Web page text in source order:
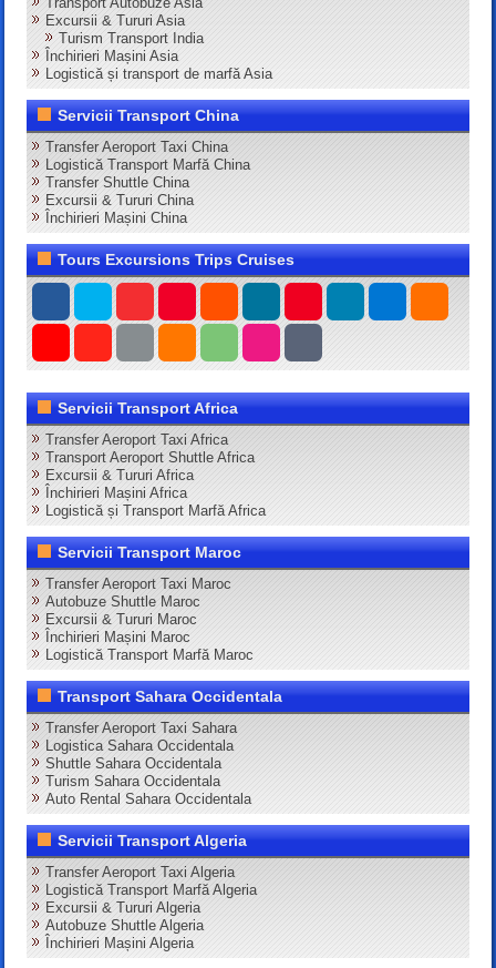
Excursii & Tururi Asia
Turism Transport India
Închirieri Mașini Asia
Logistică și transport de marfă Asia
Servicii Transport China
Transfer Aeroport Taxi China
Logistică Transport Marfă China
Transfer Shuttle China
Excursii & Tururi China
Închirieri Mașini China
Tours Excursions Trips Cruises
Servicii Transport Africa
Transfer Aeroport Taxi Africa
Transport Aeroport Shuttle Africa
Excursii & Tururi Africa
Închirieri Mașini Africa
Logistică și Transport Marfă Africa
Servicii Transport Maroc
Transfer Aeroport Taxi Maroc
Autobuze Shuttle Maroc
Excursii & Tururi Maroc
Închirieri Mașini Maroc
Logistică Transport Marfă Maroc
Transport Sahara Occidentala
Transfer Aeroport Taxi Sahara
Logistica Sahara Occidentala
Shuttle Sahara Occidentala
Turism Sahara Occidentala
Auto Rental Sahara Occidentala
Servicii Transport Algeria
Transfer Aeroport Taxi Algeria
Logistică Transport Marfă Algeria
Excursii & Tururi Algeria
Autobuze Shuttle Algeria
Închirieri Mașini Algeria